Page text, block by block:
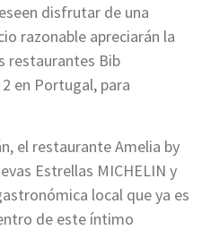
disfrutar de una
razonable apreciarán la
restaurantes Bib
en Portugal, para
el restaurante Amelia by
Estrellas MICHELIN y
local que ya es
de este íntimo